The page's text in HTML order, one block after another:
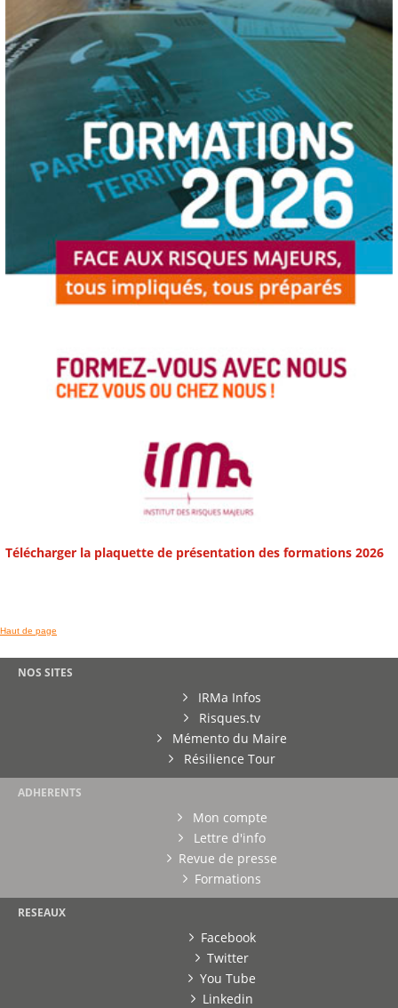
Télécharger la plaquette de présentation des formations 2026
Haut de page
NOS SITES
IRMa Infos
Risques.tv
Mémento du Maire
Résilience Tour
ADHERENTS
Mon compte
Lettre d'info
Revue de presse
Formations
RESEAUX
Facebook
Twitter
You Tube
Linkedin